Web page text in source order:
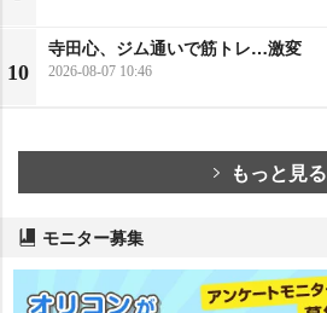
10
寺田心、ジム通いで筋トレ…激変
2026-08-07 10:46
もっと見る
モニター募集